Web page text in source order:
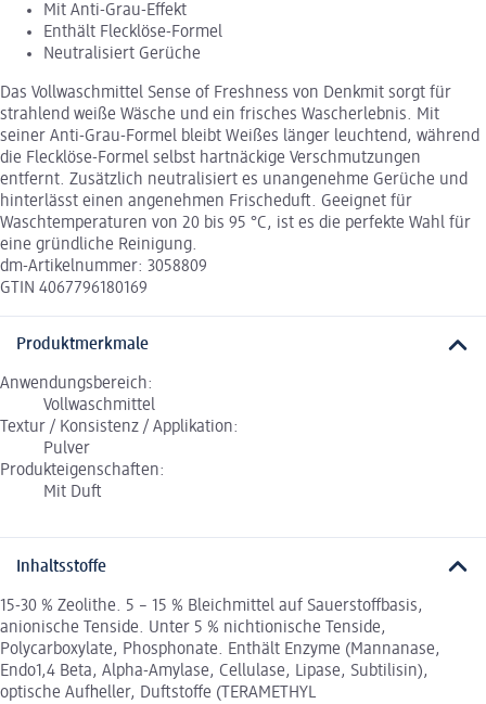
Mit Anti-Grau-Effekt
Enthält Flecklöse-Formel
Neutralisiert Gerüche
Das Vollwaschmittel Sense of Freshness von Denkmit sorgt für
strahlend weiße Wäsche und ein frisches Wascherlebnis. Mit
seiner Anti-Grau-Formel bleibt Weißes länger leuchtend, während
die Flecklöse-Formel selbst hartnäckige Verschmutzungen
entfernt. Zusätzlich neutralisiert es unangenehme Gerüche und
hinterlässt einen angenehmen Frischeduft. Geeignet für
Waschtemperaturen von 20 bis 95 °C, ist es die perfekte Wahl für
eine gründliche Reinigung.
dm-Artikelnummer: 3058809
GTIN 4067796180169
Produktmerkmale
Anwendungsbereich:
Vollwaschmittel
Textur / Konsistenz / Applikation:
Pulver
Produkteigenschaften:
Mit Duft
Inhaltsstoffe
15-30 % Zeolithe. 5 – 15 % Bleichmittel auf Sauerstoffbasis,
anionische Tenside. Unter 5 % nichtionische Tenside,
Polycarboxylate, Phosphonate. Enthält Enzyme (Mannanase,
Endo1,4 Beta, Alpha-Amylase, Cellulase, Lipase, Subtilisin),
optische Aufheller, Duftstoffe (TERAMETHYL